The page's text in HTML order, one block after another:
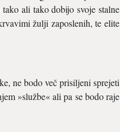
ali tako dobijo svoje stalne
žulji zaposlenih, te elite
ne bodo več prisiljeni sprejeti
»službe« ali pa se bodo raje